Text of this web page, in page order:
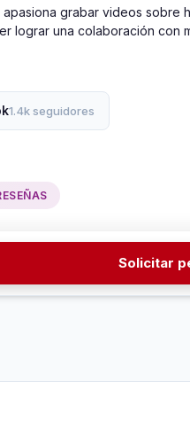
grabar videos sobre
lograr una colaboración con
1.4k seguidores
Solicitar